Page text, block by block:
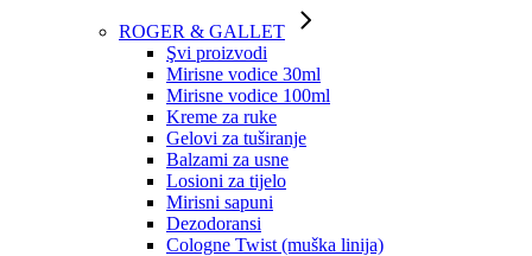
ROGER & GALLET
Şvi proizvodi
Mirisne vodice 30ml
Mirisne vodice 100ml
Kreme za ruke
Gelovi za tuširanje
Balzami za usne
Losioni za tijelo
Mirisni sapuni
Dezodoransi
Cologne Twist (muška linija)